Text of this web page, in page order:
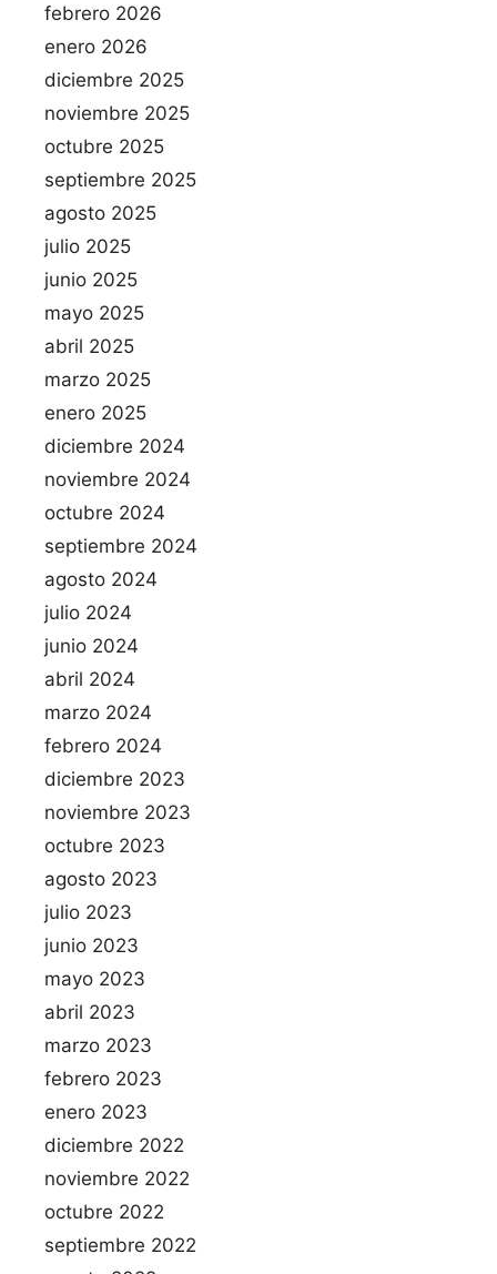
febrero 2026
enero 2026
diciembre 2025
noviembre 2025
octubre 2025
septiembre 2025
agosto 2025
julio 2025
junio 2025
mayo 2025
abril 2025
marzo 2025
enero 2025
diciembre 2024
noviembre 2024
octubre 2024
septiembre 2024
agosto 2024
julio 2024
junio 2024
abril 2024
marzo 2024
febrero 2024
diciembre 2023
noviembre 2023
octubre 2023
agosto 2023
julio 2023
junio 2023
mayo 2023
abril 2023
marzo 2023
febrero 2023
enero 2023
diciembre 2022
noviembre 2022
octubre 2022
septiembre 2022